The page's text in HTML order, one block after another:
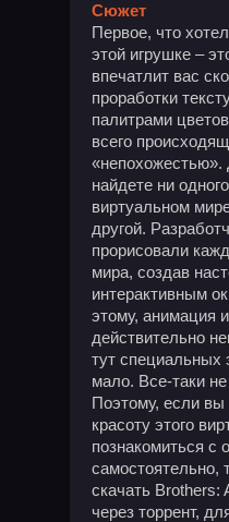
Сюжет
Первое, что
этой игрушке –
впечатлит вас
проработки
палитрами
всего
«непохожестью».
найдете ни
виртуальном
другой.
прорисовали
мира, создав
интерактивным
этому, анимация
действительно
тут специальных
мало. Все-таки
Поэтому, если вы
красоту этого
познакомиться с
самостоятельно,
скачать Brothers:
через торрент,